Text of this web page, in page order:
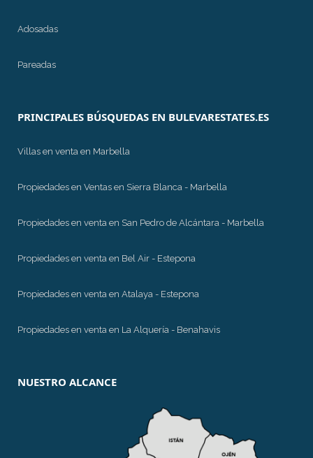
Adosadas
Pareadas
PRINCIPALES BÚSQUEDAS EN BULEVARESTATES.ES
Villas en venta en Marbella
Propiedades en Ventas en Sierra Blanca - Marbella
Propiedades en venta en San Pedro de Alcántara - Marbella
Propiedades en venta en Bel Air - Estepona
Propiedades en venta en Atalaya - Estepona
Propiedades en venta en La Alquería - Benahavis
NUESTRO ALCANCE